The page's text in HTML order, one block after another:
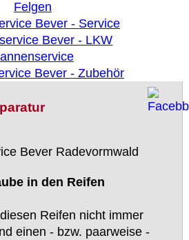
in den Reifen
Reifen nicht immer
einen - bzw. paarweise -